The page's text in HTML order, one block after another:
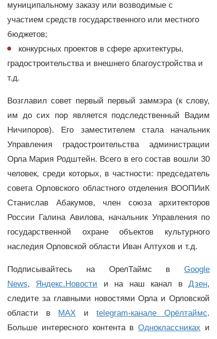
муниципальному заказу или возводимые с
участием средств государственного или местного
бюджетов;
конкурсных проектов в сфере архитектуры,
градостроительства и внешнего благоустройства и
т.д.
Возглавил совет первый первый заммэра (к слову,
им до сих пор является подследственный Вадим
Ничипоров). Его заместителем стала начальник
Управления градостроительства администрации
Орла Мария Родштейн. Всего в его состав вошли 30
человек, среди которых, в частности: председатель
совета Орловского областного отделения ВООПИиК
Станислав Абакумов, член союза архитекторов
России Галина Авилова, начальник Управления по
государственной охране объектов культурного
наследия Орловской области Иван Алтухов и т.д.
Подписывайтесь на ОрелТаймс в Google
News, Яндекс.Новости и на наш канал вДзен,
следите за главными новостями Орла и Орловской
области в MAX и telegram-канале Орёлтаймс.
Больше интересного контента вОдноклассниках и